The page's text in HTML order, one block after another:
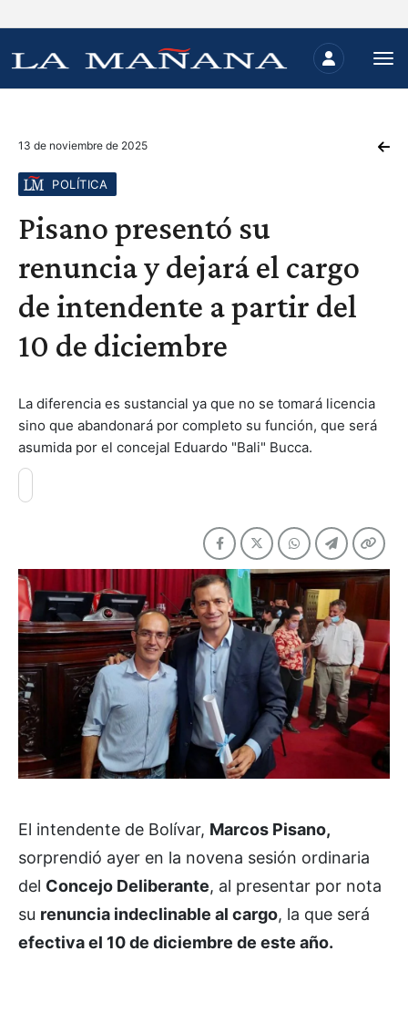
13 de noviembre de 2025
POLÍTICA
Pisano presentó su
renuncia y dejará el cargo
de intendente a partir del
10 de diciembre
La diferencia es sustancial ya que no se tomará licencia
sino que abandonará por completo su función, que será
asumida por el concejal Eduardo "Bali" Bucca.
El intendente de Bolívar, Marcos Pisano,
sorprendió ayer en la novena sesión ordinaria
del Concejo Deliberante, al presentar por nota
su renuncia indeclinable al cargo, la que será
efectiva el 10 de diciembre de este año.